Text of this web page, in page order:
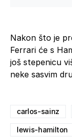
Nakon što je
Ferrari će s
još stepenicu
neke sasvim
carlos-sainz
lewis-hamilton